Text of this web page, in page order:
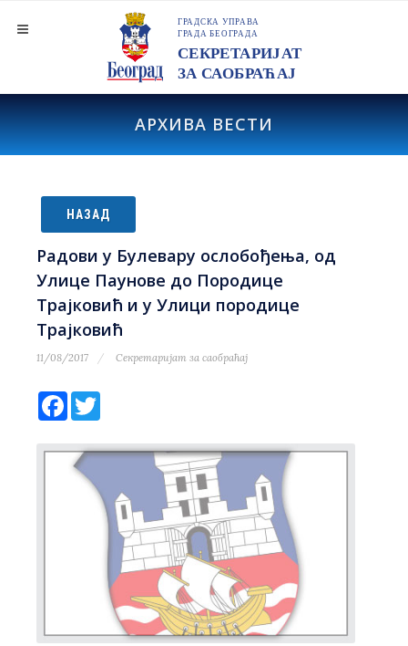
АРХИВА ВЕСТИ
НАЗАД
Радови у Булевару ослобођења, од
Улице Паунове до Породице
Трајковић и у Улици породице
Трајковић
11/08/2017 Секретаријат за саобраћај
Facebook